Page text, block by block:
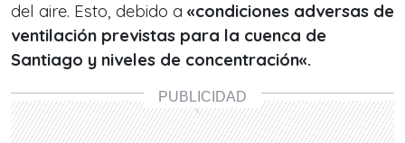
del aire. Esto, debido a «condiciones adversas de
ventilación previstas para la cuenca de
Santiago y niveles de concentración«.